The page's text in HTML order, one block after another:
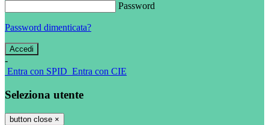
Password
Password dimenticata?
-
Entra con SPID Entra con CIE
Seleziona utente
button close ×